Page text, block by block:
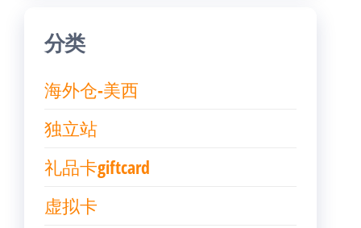
分类
海外仓-美西
独立站
礼品卡giftcard
虚拟卡